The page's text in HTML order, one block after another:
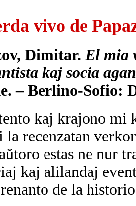
vivo de
Dimitar.El mia
kaj socia
– Berlino-Sofio:
kaj krajono mi
la recenzatan
estas ne nur
kaj alilandaj
de la